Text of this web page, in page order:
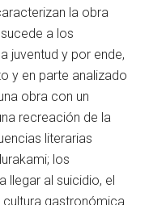
la obra
a los
juventud y por ende,
y en parte analizado
obra con un
recreación de la
literarias
los
llegar al suicidio, el
gastronómica